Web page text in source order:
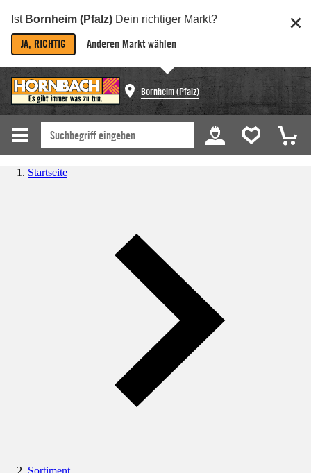
Ist Bornheim (Pfalz) Dein richtiger Markt?
JA, RICHTIG Anderen Markt wählen
Bornheim (Pfalz)
Startseite
Sortiment